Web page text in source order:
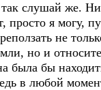
слушай же.
просто я могу,
не
но и
была бы
в любой